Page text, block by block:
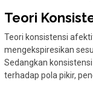
Teori
Teori konsistensi
mengekspiresikan
Sedangkan
terhadap pola pikir,